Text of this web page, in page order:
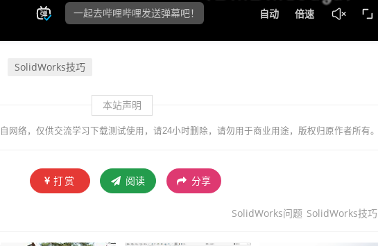
SolidWorks技巧
本站声明
网络，仅供交流学习下载测试使用，请24小时删除，请勿用于商业用途，版权归原作者所有。
打赏 阅读 分享
SolidWorks问题 SolidWorks技巧